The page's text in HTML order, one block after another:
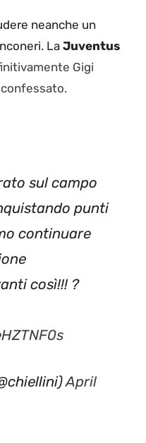
neanche un
La Juventus
Gigi
sul campo
punti
continuare
così!!! ?
April